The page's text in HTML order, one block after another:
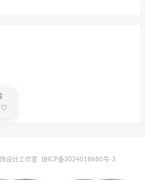
设计工作室 琼ICP备2024018680号-3
♡